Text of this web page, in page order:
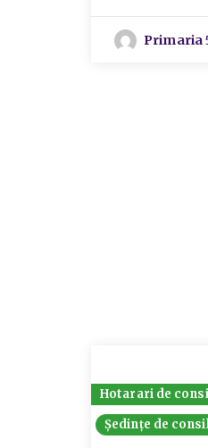
Primaria
Hotarari de
Ședințe de